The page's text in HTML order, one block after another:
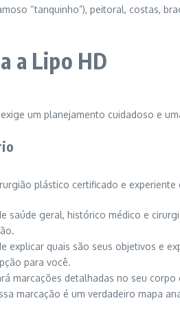
“tanquinho”), peitoral, costas,
a Lipo HD
um planejamento cuidadoso e
plástico certificado e
saúde geral, histórico médico e
explicar quais são seus objetivos e
para você.
marcações detalhadas no seu
marcação é um verdadeiro mapa